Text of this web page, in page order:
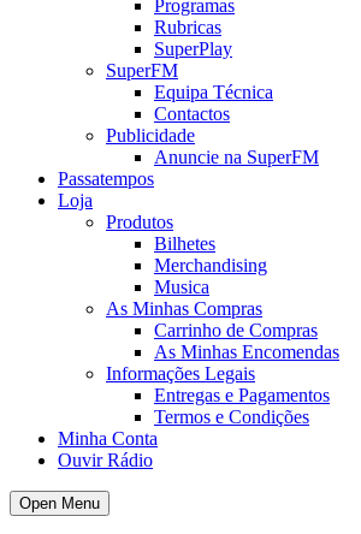
Programas
Rubricas
SuperPlay
SuperFM
Equipa Técnica
Contactos
Publicidade
Anuncie na SuperFM
Passatempos
Loja
Produtos
Bilhetes
Merchandising
Musica
As Minhas Compras
Carrinho de Compras
As Minhas Encomendas
Informações Legais
Entregas e Pagamentos
Termos e Condições
Minha Conta
Ouvir Rádio
Open Menu